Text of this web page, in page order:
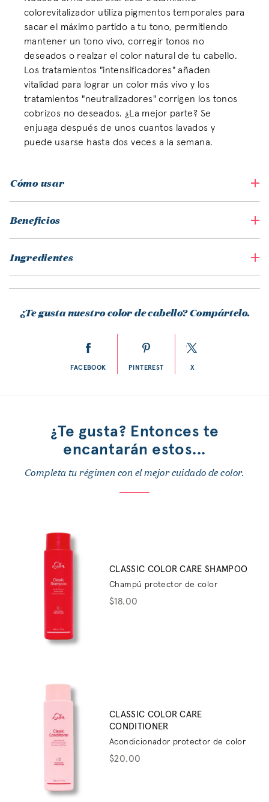
colorevitalizador utiliza pigmentos temporales para
sacar el máximo partido a tu tono, permitiendo
mantener un tono vivo, corregir tonos no
deseados o realzar el color natural de tu cabello.
Los tratamientos "intensificadores" añaden
vitalidad para lograr un color más vivo y los
tratamientos "neutralizadores" corrigen los tonos
cobrizos no deseados. ¿La mejor parte? Se
enjuaga después de unos cuantos lavados y
puede usarse hasta dos veces a la semana.
Cómo usar
Beneficios
Ingredientes
¿Te gusta nuestro color de cabello? Compártelo.
FACEBOOK PINTEREST X
¿Te gusta? Entonces te
encantarán estos...
Completa tu régimen con el mejor cuidado de color.
CLASSIC COLOR CARE SHAMPOO
Champú protector de color
$18.00
CLASSIC COLOR CARE
CONDITIONER
Acondicionador protector de color
$20.00